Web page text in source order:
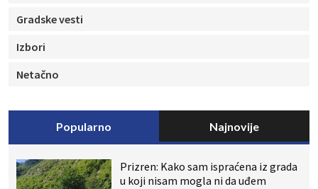
Gradske vesti
Izbori
Netačno
Popularno Najnovije
Prizren: Kako sam ispraćena iz grada
u koji nisam mogla ni da uđem